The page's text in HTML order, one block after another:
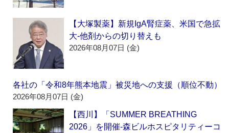
【大塚製薬】新規IgA腎症薬、米国で急拡
大‐他剤からの切り替えも
2026年08月07日 (金)
各社の「令和8年熊本地震」被災地への支援（順位不動）
2026年08月07日 (金)
【西川】「SUMMER BREATHING
2026」を開催‐森ビルホスピタリティーコ